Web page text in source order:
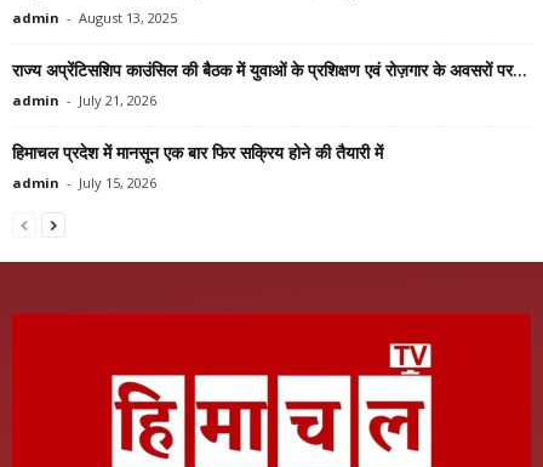
admin - August 13, 2025
राज्य अप्रेंटिसशिप काउंसिल की बैठक में युवाओं के प्रशिक्षण एवं रोज़गार के अवसरों पर...
admin - July 21, 2026
हिमाचल प्रदेश में मानसून एक बार फिर सक्रिय होने की तैयारी में
admin - July 15, 2026